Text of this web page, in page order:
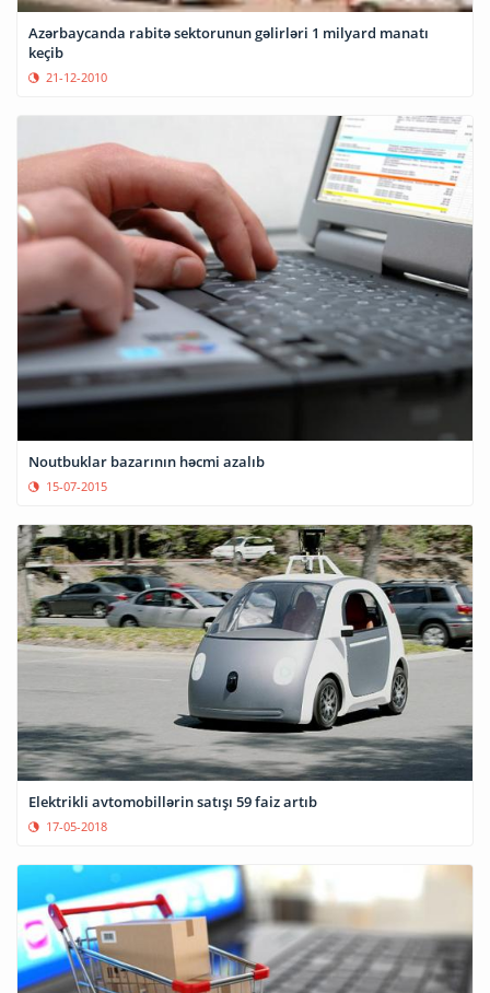
Azərbaycanda rabitə sektorunun gəlirləri 1 milyard manatı
keçib
21-12-2010
Noutbuklar bazarının həcmi azalıb
15-07-2015
Elektrikli avtomobillərin satışı 59 faiz artıb
17-05-2018